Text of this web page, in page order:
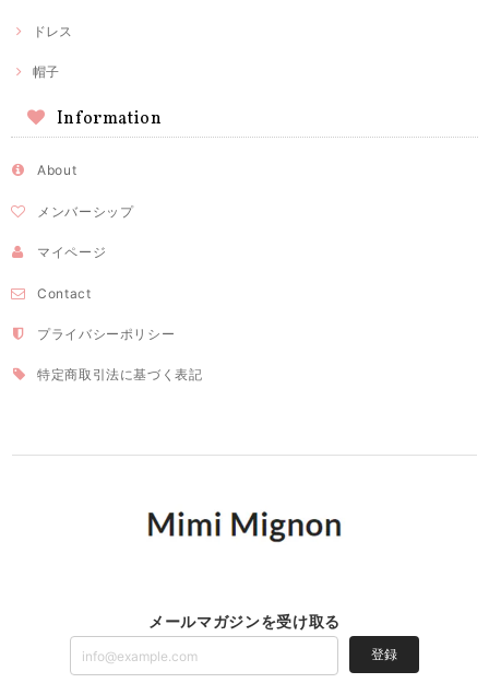
ドレス
帽子
Information
About
メンバーシップ
マイページ
Contact
プライバシーポリシー
特定商取引法に基づく表記
メールマガジンを受け取る
登録